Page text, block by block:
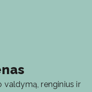
valdymą, renginius ir